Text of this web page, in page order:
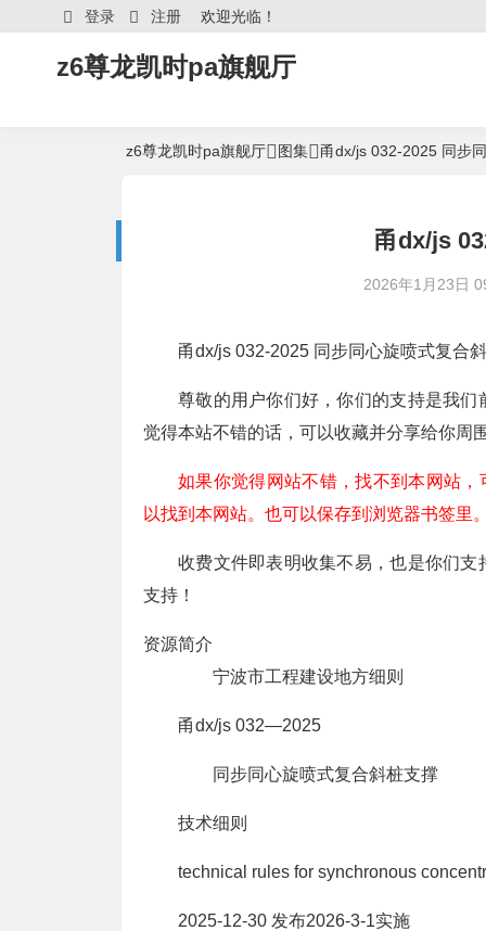
欢迎光临！
登录 注册
z6尊龙凯时pa旗舰厅
z6尊龙凯时pa旗舰厅 图集 甬dx/js 032-2025 同步
甬dx/js
2026年1月23日
甬dx/js 032-2025 同步同心旋喷式复合
尊敬的用户你们好，你们的支持是我
觉得本站不错的话，可以收藏并分享给你周
如果你觉得网站不错，找不到本网站，
以找到本网站。也可以保存到浏览器书签里。
收费文件即表明收集不易，也是你们
支持！
资源简介
宁波市工程建设地方细则
甬dx/js 032—2025
同步同心旋喷式复合斜桩支撑
技术细则
technical rules for synchronous
2025-12-30 发布2026-3-1实施